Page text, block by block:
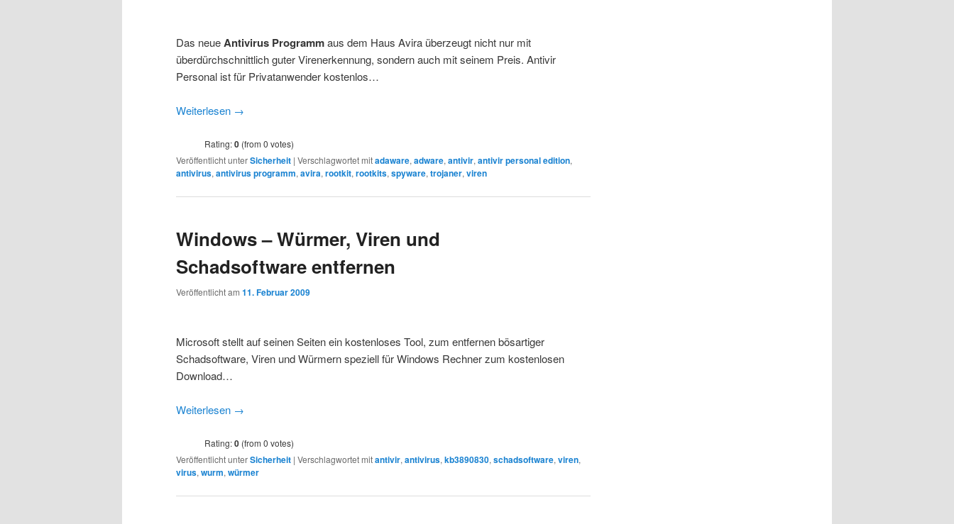
Das neueAntivirus Programmaus dem Haus Avira überzeugt nicht nur mit
überdürchschnittlich guter Virenerkennung, sondern auch mit seinem Preis. Antivir
Personal ist für Privatanwender kostenlos…
Weiterlesen →
Rating:0 (from 0 votes)
Veröffentlicht unterSicherheit | Verschlagwortet mitadaware, adware, antivir, antivir personal edition,
antivirus, antivirus programm, avira, rootkit, rootkits, spyware, trojaner, viren
Windows – Würmer, Viren und
Schadsoftware entfernen
Veröffentlicht am 11. Februar 2009
Microsoft stellt auf seinen Seiten ein kostenloses Tool, zum entfernen bösartiger
Schadsoftware, Viren und Würmern speziell für Windows Rechner zum kostenlosen
Download…
Weiterlesen →
Rating:0 (from 0 votes)
Veröffentlicht unterSicherheit | Verschlagwortet mitantivir, antivirus, kb3890830, schadsoftware, viren,
virus, wurm, würmer